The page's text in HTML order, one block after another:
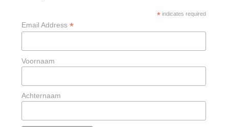
*indicates required
Email Address *
Voornaam
Achternaam